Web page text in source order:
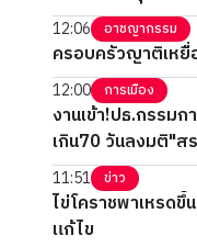
12:06 อาชญากรรม
ครอบครัวญาติเหยื่
12:00 การเมือง
งานเข้า!ปธ.กรรม
เกิน70 วันลงมติ"
11:51 ข่าว
ไข่โคราชพาเหรด
แก้ไข